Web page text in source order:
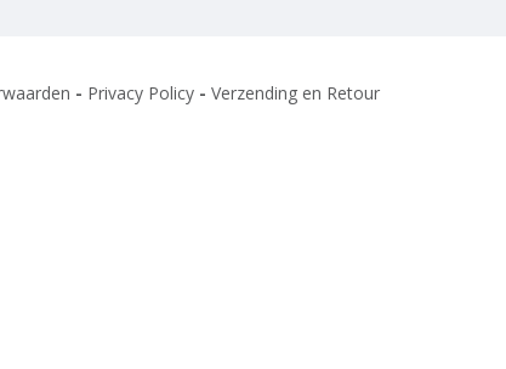
- Privacy Policy- Verzending en Retour